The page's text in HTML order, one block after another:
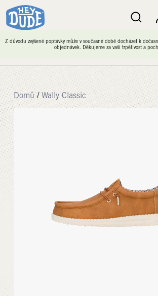
Z důvodu zvýšené poptávky může v současné době docházet k
objednávek. Děkujeme za vaši trpělivost a
Domů / Wally Classic